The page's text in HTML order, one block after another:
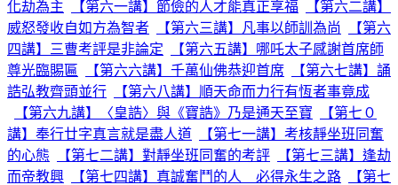
化劫為主
【第六一講】節儉的人才能真正享福
【第六二講】
威怒發收自如方為智者
【第六三講】凡事以師訓為尚
【第六
四講】三曹考評是非論定
【第六五講】哪吒太子感謝首席師
尊光臨賜匾
【第六六講】千萬仙佛恭迎首席
【第六七講】誦
誥弘教齊頭並行
【第六八講】順天命而力行有恆者事竟成
【第六九講】〈皇誥〉與《寶誥》乃是通天至寶
【第七０
講】奉行廿字真言就是盡人道
【第七一講】考核靜坐班同奮
的心態
【第七二講】對靜坐班同奮的考評
【第七三講】逢劫
而帝教興
【第七四講】真誠奮鬥的人 必得永生之路
【第七